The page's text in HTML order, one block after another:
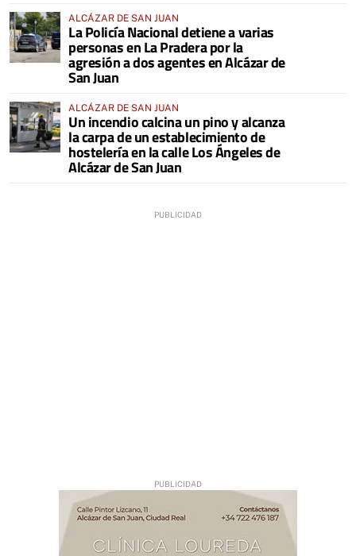
ALCÁZAR DE SAN JUAN
La Policía Nacional detiene a varias
personas en La Pradera por la
agresión a dos agentes en Alcázar de
San Juan
ALCÁZAR DE SAN JUAN
Un incendio calcina un pino y alcanza
la carpa de un establecimiento de
hostelería en la calle Los Ángeles de
Alcázar de San Juan